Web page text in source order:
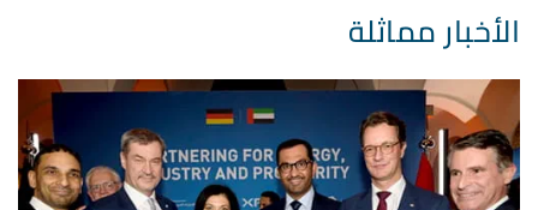
الأخبار مماثلة